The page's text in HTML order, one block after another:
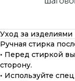
Уход за изделиями
Ручная стирка
• Перед стиркой
сторону.
• Используйте